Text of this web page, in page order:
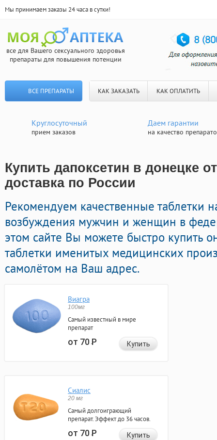
Мы принимаем заказы 24 часа в сутки!
все для Вашего сексуального здоровья
препараты для повышения потенции
ВСЕ ПРЕПАРАТЫ КАК ЗАКАЗАТЬ КАК ОПЛАТИТЬ
Круглосуточный
прием заказов
Даем гарантии
на качество
Купить дапоксетин в донецке
доставка по России
Рекомендуем качественные таблетки
возбуждения мужчин и женщин в
этом сайте Вы можете быстро купить
таблетки именитых медицинских
самолётом на Ваш адрес.
Виагра
100мг
Самый известный в мире
препарат
от 70Р Купить
Сиалис
20 мг
Самый долгоиграющий
препарат. Эффект до 36 часов.
от 70Р Купить